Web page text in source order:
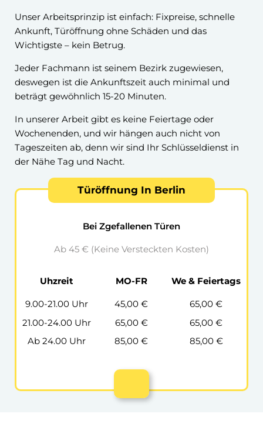
Unser Arbeitsprinzip ist einfach: Fixpreise, schnelle
Ankunft, Türöffnung ohne Schäden und das
Wichtigste – kein Betrug.
Jeder Fachmann ist seinem Bezirk zugewiesen,
deswegen ist die Ankunftszeit auch minimal und
beträgt gewöhnlich 15-20 Minuten.
In unserer Arbeit gibt es keine Feiertage oder
Wochenenden, und wir hängen auch nicht von
Tageszeiten ab, denn wir sind Ihr Schlüsseldienst in
der Nähe Tag und Nacht.
Türöffnung In Berlin
Bei Zgefallenen Türen
Ab 45 € (Keine Versteckten Kosten)
Uhzreit MO-FR We & Feiertags
9.00-21.00 Uhr 45,00 €
65,00 €
21.00-24.00 Uhr
65,00 €
65,00 €
Ab 24.00 Uhr
85,00 € 85,00 €